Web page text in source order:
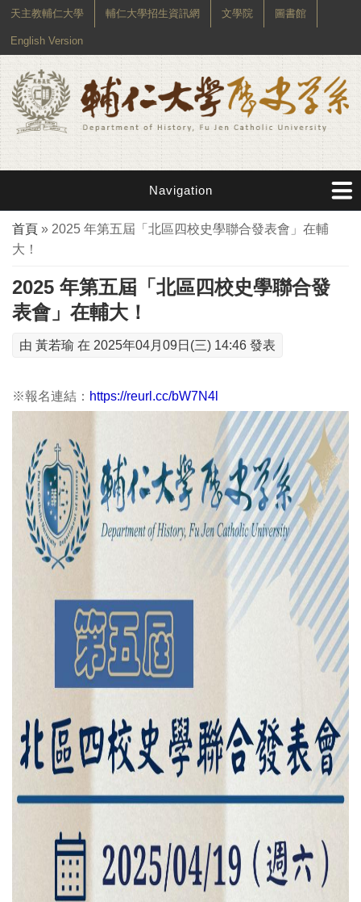
天主教輔仁大學 輔仁大學招生資訊網 文學院 圖書館
English Version
Navigation
您在這裡
首頁 » 2025 年第五屆「北區四校史學聯合發表會」在輔
大！
2025 年第五屆「北區四校史學聯合發
表會」在輔大！
由 黃若瑜 在 2025年04月09日(三) 14:46 發表
※報名連結： https://reurl.cc/bW7N4l